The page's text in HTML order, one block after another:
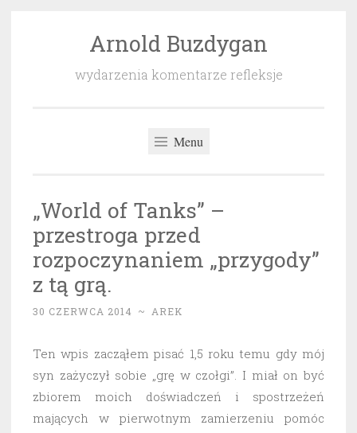
Arnold Buzdygan
wydarzenia komentarze refleksje
Menu
„World of Tanks” –
przestroga przed
rozpoczynaniem „przygody”
z tą grą.
30 CZERWCA 2014 ~ AREK
Ten wpis zacząłem pisać 1,5 roku temu gdy mój
syn zażyczył sobie „grę w czołgi”. I miał on być
zbiorem moich doświadczeń i spostrzeżeń
mających w pierwotnym zamierzeniu pomóc